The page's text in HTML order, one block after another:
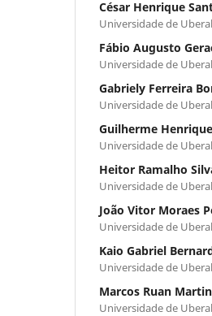
César Henrique
Universidade de
Fábio Augusto
Universidade de
Gabriely Ferreira
Universidade de
Guilherme
Universidade de
Heitor Ramalho
Universidade de
João Vitor Moraes
Universidade de
Kaio Gabriel
Universidade de
Marcos Ruan
Universidade de